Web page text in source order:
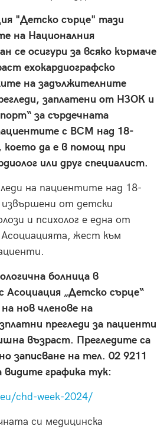
"Детско сърце" тази
на Националния
се осигури за всяко кърмаче
ехокардиографско
на задължителните
заплатени от НЗОК и
за сърдечната
с ВСМ над 18-
което да е в помощ при
или друг специалист.
на пациентите над 18-
от детски
и психолог е една от
жест към
болница в
Асоциация „Детско сърце“
нов членове на
прегледи за пациенти
възраст. Прегледите са
записване на тел. 02 9211
графика тук:
chd-week-2024/
си медицинска